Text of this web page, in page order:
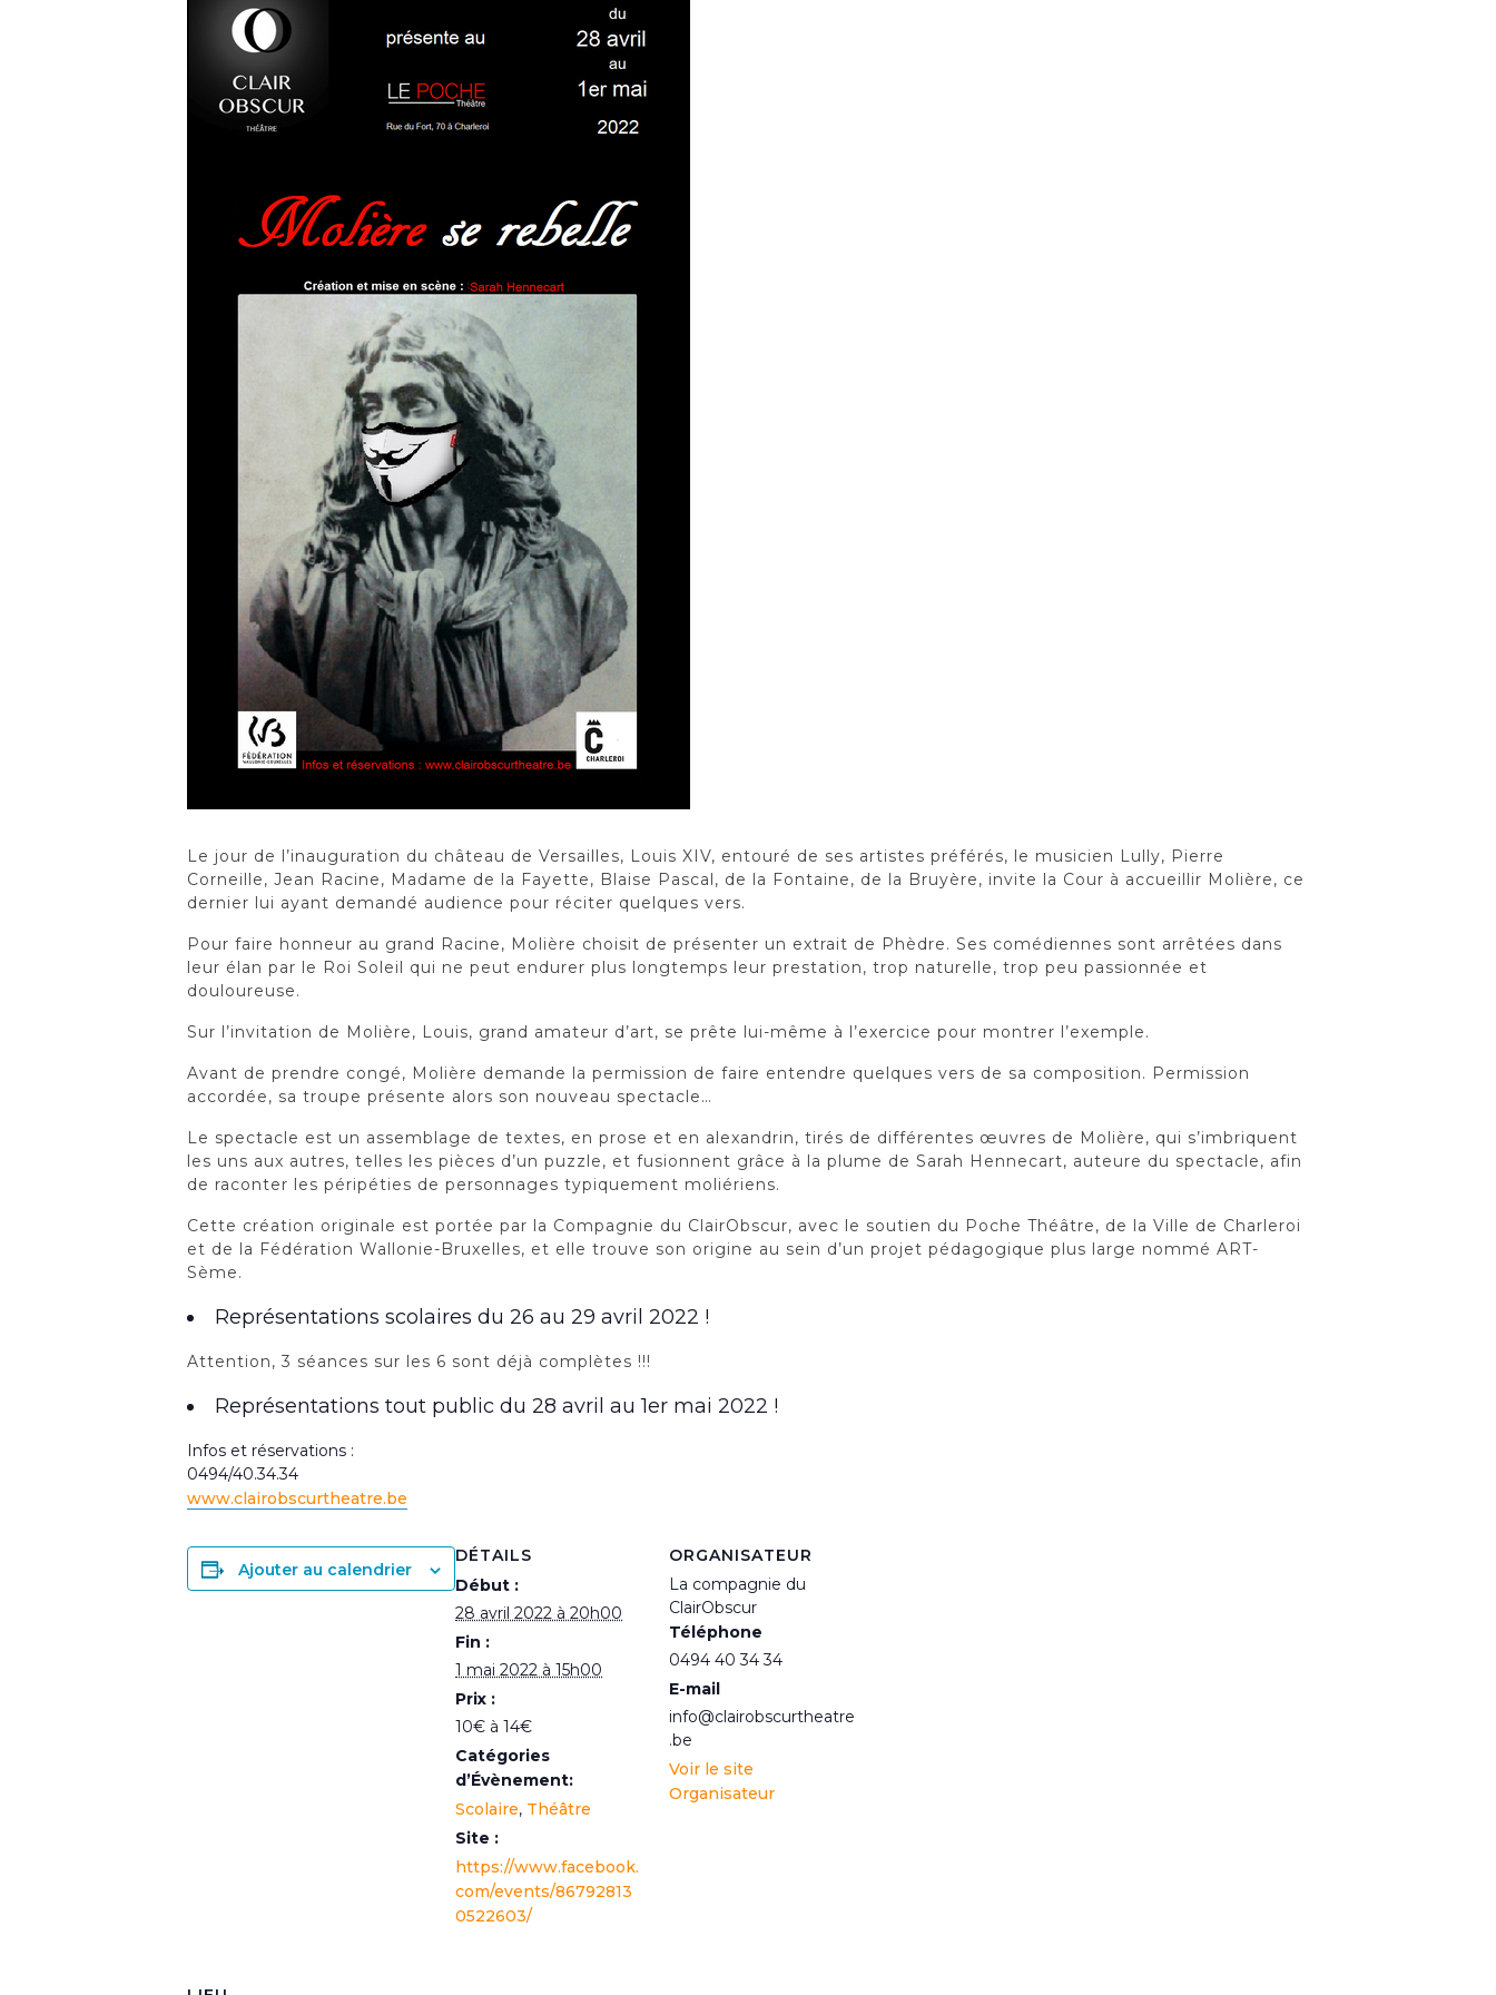
Le jour de l’inauguration du château de Versailles, Louis XIV, entouré de ses artistes préférés, le musicien Lully, Pierre
Corneille, Jean Racine, Madame de la Fayette, Blaise Pascal, de la Fontaine, de la Bruyère, invite la Cour à accueillir Molière, ce
dernier lui ayant demandé audience pour réciter quelques vers.
Pour faire honneur au grand Racine, Molière choisit de présenter un extrait de Phèdre. Ses comédiennes sont arrêtées dans
leur élan par le Roi Soleil qui ne peut endurer plus longtemps leur prestation, trop naturelle, trop peu passionnée et
douloureuse.
Sur l’invitation de Molière, Louis, grand amateur d’art, se prête lui-même à l’exercice pour montrer l’exemple.
Avant de prendre congé, Molière demande la permission de faire entendre quelques vers de sa composition. Permission
accordée, sa troupe présente alors son nouveau spectacle…
Le spectacle est un assemblage de textes, en prose et en alexandrin, tirés de différentes œuvres de Molière, qui s’imbriquent
les uns aux autres, telles les pièces d’un puzzle, et fusionnent grâce à la plume de Sarah Hennecart, auteure du spectacle, afin
de raconter les péripéties de personnages typiquement moliériens.
Cette création originale est portée par la Compagnie du ClairObscur, avec le soutien du Poche Théâtre, de la Ville de Charleroi
et de la Fédération Wallonie-Bruxelles, et elle trouve son origine au sein d’un projet pédagogique plus large nommé ART-
Sème.
Représentations scolaires du 26 au 29 avril 2022 !
Attention, 3 séances sur les 6 sont déjà complètes !!!
Représentations tout public du 28 avril au 1er mai 2022 !
Infos et réservations :
0494/40.34.34
www.clairobscurtheatre.be
Ajouter au calendrier
DÉTAILS
Début :
28 avril 2022 à 20h00
Fin :
1 mai 2022 à 15h00
Prix :
10€ à 14€
Catégories
d’Évènement:
Scolaire, Théâtre
Site :
https://www.facebook.
com/events/86792813
0522603/
ORGANISATEUR
La compagnie du
ClairObscur
Téléphone
0494 40 34 34
E-mail
info@clairobscurtheatre
.be
Voir le site
Organisateur